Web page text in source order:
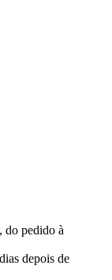
do pedido à
depois de